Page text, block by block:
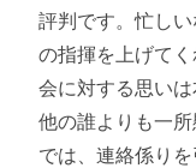
評判です。忙し
の指揮を上げて
会に対する思いは
他の誰よりも一
では、連絡係り